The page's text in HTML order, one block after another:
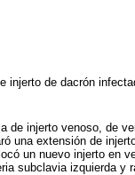
de dacrón
de injerto venoso, de
una extensión de
un nuevo injerto en
subclavia izquierda y